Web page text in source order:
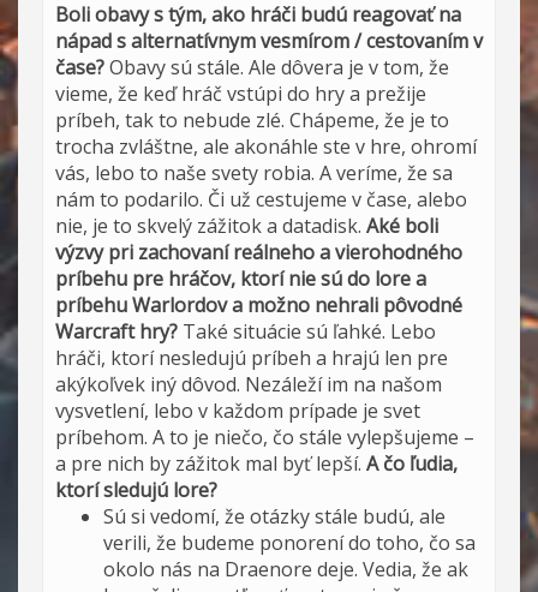
Boli obavy s tým, ako hráči budú reagovať na
nápad s alternatívnym vesmírom / cestovaním v
čase?Obavy sú stále. Ale dôvera je v tom, že
vieme, že keď hráč vstúpi do hry a prežije
príbeh, tak to nebude zlé. Chápeme, že je to
trocha zvláštne, ale akonáhle ste v hre, ohromí
vás, lebo to naše svety robia. A veríme, že sa
nám to podarilo. Či už cestujeme v čase, alebo
nie, je to skvelý zážitok a datadisk. Aké boli
výzvy pri zachovaní reálneho a vierohodného
príbehu pre hráčov, ktorí nie sú do lore a
príbehu Warlordov a možno nehrali pôvodné
Warcraft hry? Také situácie sú ľahké. Lebo
hráči, ktorí nesledujú príbeh a hrajú len pre
akýkoľvek iný dôvod. Nezáleží im na našom
vysvetlení, lebo v každom prípade je svet
príbehom. A to je niečo, čo stále vylepšujeme –
a pre nich by zážitok mal byť lepší. A čo ľudia,
ktorí sledujú lore?
Sú si vedomí, že otázky stále budú, ale
verili, že budeme ponorení do toho, čo sa
okolo nás na Draenore deje. Vedia, že ak